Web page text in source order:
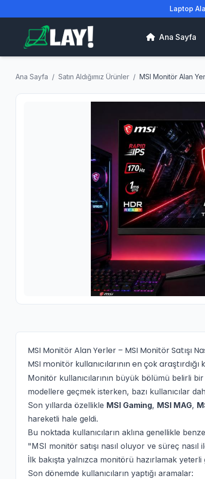
Laptop
Ana Sayfa
Ana Sayfa / Satın Aldığımız Ürünler / MSI Monitör Alan
MSI Monitör Alan Yerler – MSI Monitör Satışı
MSI monitör kullanıcılarının en çok araştırdığı
Monitör kullanıcılarının büyük bölümü belirli
modellere geçmek isterken, bazı kullanıcılar
Son yıllarda özellikle MSI Gaming, MSI MAG,
hareketli hale geldi.
Bu noktada kullanıcıların aklına genellikle
"MSI monitör satışı nasıl oluyor ve süreç nasıl
İlk bakışta yalnızca monitörü hazırlamak
Son dönemde kullanıcıların yaptığı aramalar: